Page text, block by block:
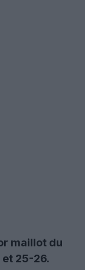
maillot du
et 25-26.